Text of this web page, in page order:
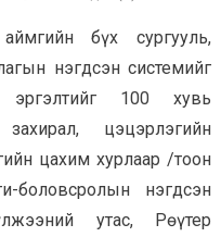
бүх сургууль,
нэгдсэн системийг
эргэлтийг 100 хувь
цэцэрлэгийн
цахим хурлаар /тоон
боловсролын нэгдсэн
утас, Рөүтер